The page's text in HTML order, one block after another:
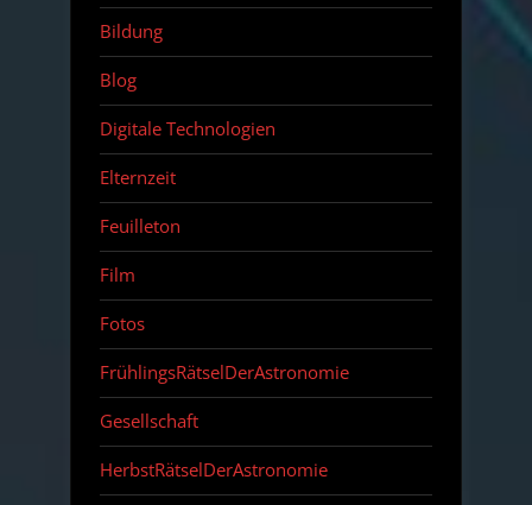
Bildung
Blog
Digitale Technologien
Elternzeit
Feuilleton
Film
Fotos
FrühlingsRätselDerAstronomie
Gesellschaft
HerbstRätselDerAstronomie